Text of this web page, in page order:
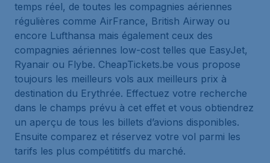
temps réel, de toutes les compagnies aériennes
régulières comme AirFrance, British Airway ou
encore Lufthansa mais également ceux des
compagnies aériennes low-cost telles que EasyJet,
Ryanair ou Flybe. CheapTickets.be vous propose
toujours les meilleurs vols aux meilleurs prix à
destination du Erythrée. Effectuez votre recherche
dans le champs prévu à cet effet et vous obtiendrez
un aperçu de tous les billets d’avions disponibles.
Ensuite comparez et réservez votre vol parmi les
tarifs les plus compétititfs du marché.